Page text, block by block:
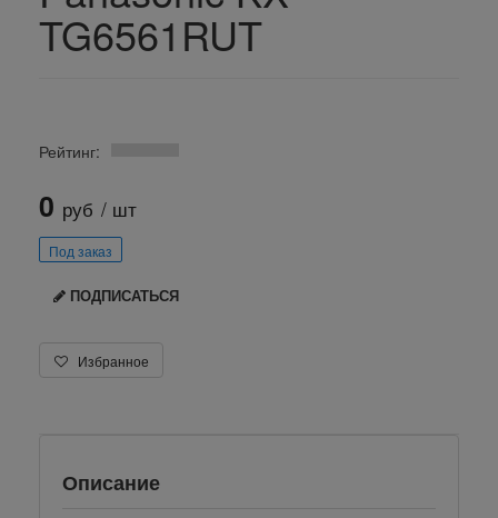
TG6561RUT
Рейтинг:
0 руб / шт
Под заказ
ПОДПИСАТЬСЯ
Избранное
Описание